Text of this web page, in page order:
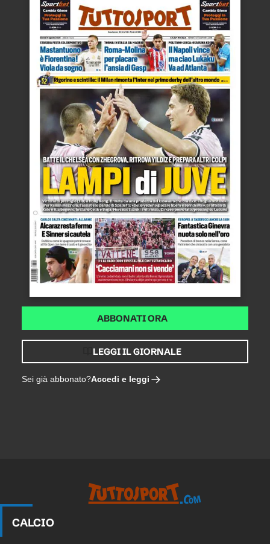
ABBONATI ORA
LEGGI IL GIORNALE
Sei già abbonato?Accedi e leggi
CALCIO